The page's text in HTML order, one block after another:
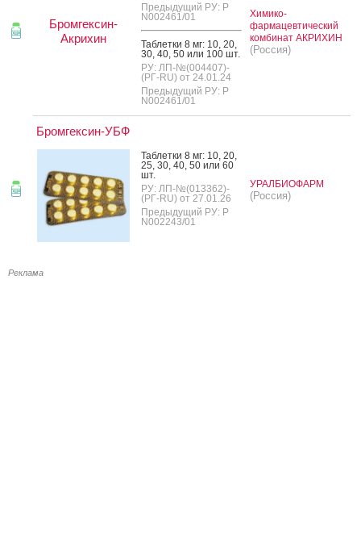
Бромгексин-
Акрихин
Предыдущий РУ: Р
N002461/01
Таб­летки 8 мг: 10, 20,
30, 40, 50 или 100 шт.
РУ: ЛП-№(004407)-
(РГ-RU) от 24.01.24
Предыдущий РУ: Р
N002461/01
Химико-
фармацевтический
комбинат АКРИХИН
(Россия)
Бромгексин-УБФ
Таб­летки 8 мг: 10, 20,
25, 30, 40, 50 или 60
шт.
РУ: ЛП-№(013362)-
(РГ-RU) от 27.01.26
Предыдущий РУ: Р
N002243/01
УРАЛБИОФАРМ
(Россия)
Реклама